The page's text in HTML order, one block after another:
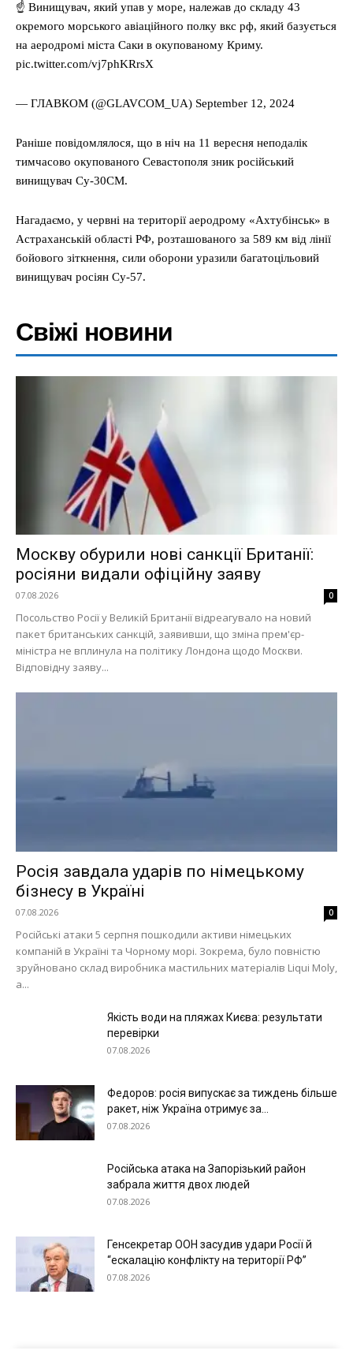
☝️ Винищувач, який упав у море, належав до складу 43
окремого морського авіаційного полку вкс рф, який базується
на аеродромі міста Саки в окупованому Криму.
pic.twitter.com/vj7phKRrsX
— ГЛАВКОМ (@GLAVCOM_UA) September 12, 2024
Раніше повідомлялося, що в ніч на 11 вересня неподалік
тимчасово окупованого Севастополя зник російський
винищувач Су-30СМ.
Нагадаємо, у червні на території аеродрому «Ахтубінськ» в
Астраханській області РФ, розташованого за 589 км від лінії
бойового зіткнення, сили оборони уразили багатоцільовий
винищувач росіян Су-57.
Свіжі новини
Москву обурили нові санкції Британії:
росіяни видали офіційну заяву
07.08.2026 0
Посольство Росії у Великій Британії відреагувало на новий
пакет британських санкцій, заявивши, що зміна прем'єр-
міністра не вплинула на політику Лондона щодо Москви.
Відповідну заяву...
Росія завдала ударів по німецькому
бізнесу в Україні
07.08.2026 0
Російські атаки 5 серпня пошкодили активи німецьких
компаній в Україні та Чорному морі. Зокрема, було повністю
зруйновано склад виробника мастильних матеріалів Liqui Moly,
а...
Якість води на пляжах Києва: результати
перевірки
07.08.2026
Федоров: росія випускає за тиждень більше
ракет, ніж Україна отримує за...
07.08.2026
Російська атака на Запорізький район
забрала життя двох людей
07.08.2026
Генсекретар ООН засудив удари Росії й
“ескалацію конфлікту на території РФ”
07.08.2026